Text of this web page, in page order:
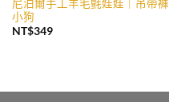
尼泊爾手工羊毛氈娃娃｜吊帶褲
小狗
NT$349